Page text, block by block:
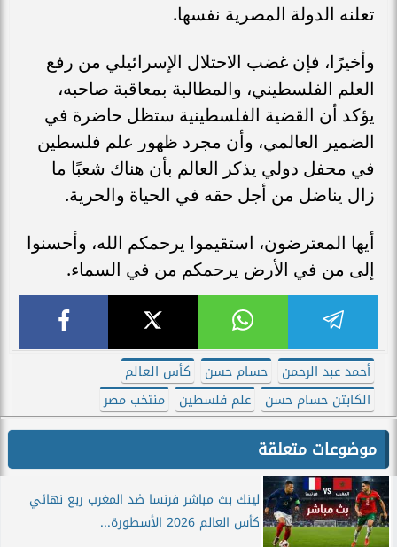
تعلنه الدولة المصرية نفسها.
وأخيرًا، فإن غضب الاحتلال الإسرائيلي من رفع
العلم الفلسطيني، والمطالبة بمعاقبة صاحبه،
يؤكد أن القضية الفلسطينية ستظل حاضرة في
الضمير العالمي، وأن مجرد ظهور علم فلسطين
في محفل دولي يذكر العالم بأن هناك شعبًا ما
زال يناضل من أجل حقه في الحياة والحرية.
أيها المعترضون، استقيموا يرحمكم الله، وأحسنوا
إلى من في الأرض يرحمكم من في السماء.
أحمد عبد الرحمن حسام حسن
كأس العالم
الكابتن حسام حسن
علم فلسطين منتخب مصر
موضوعات متعلقة
لينك بث مباشر فرنسا ضد المغرب ربع نهائي
كأس العالم 2026 الأسطورة...